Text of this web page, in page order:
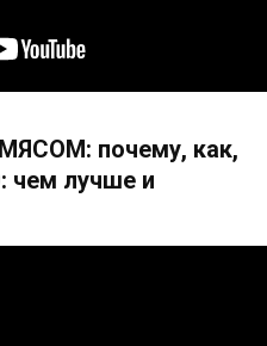
почему, как,
лучше и